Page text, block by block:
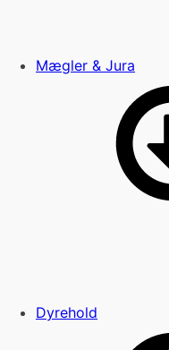
Mægler & Jura
Dyrehold